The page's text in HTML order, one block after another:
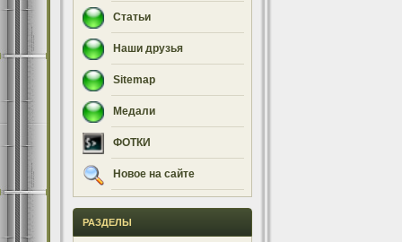
Статьи
Наши друзья
Sitemap
Медали
ФОТКИ
Новое на сайте
РАЗДЕЛЫ